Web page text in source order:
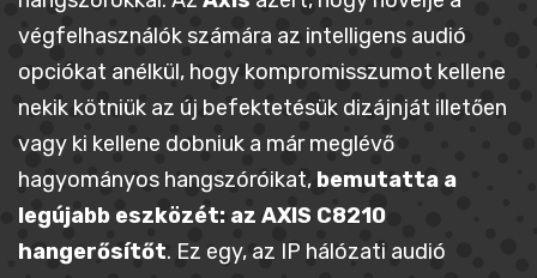
végfelhasználók számára az intelligens audió
opciókat anélkül, hogy kompromisszumot kellene
nekik kötniük az új befektetésük dizájnját illetően
vagy ki kellene dobniuk a már meglévő
hagyományos hangszóróikat, bemutatta a
legújabb eszközét: az AXIS C8210
hangerősítőt. Ez egy, az IP hálózati audió